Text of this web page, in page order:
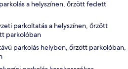
a helyszínen, őrzött fedett
parkoltatás a helyszínen, őrzött
parkolóban
parkolás helyben, őrzött parkolóban,